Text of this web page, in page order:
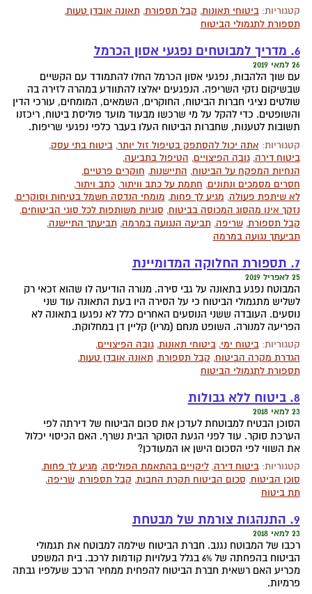
קטגוריות:ביטוחי תאונות, קבל תספורת,תאונה אובדן טעות,
תספורת לתגמולי הביטוח
6. מדריך למבוטחים נפגעי אסון הכרמל
26 למאי 2019
עם שוך הלהבות, נפגעי אסון הכרמל החלו להתמודד עם הקשיים
שבשיקום נזקי השריפה. הנפגעים יאלצו להתוודע במהרה לזירה בה
שולטים נציגי חברות הביטוח, החוקרים, השמאים, המומחים, עורכי הדין
והשופטים. כדי להקל על מי שרכשו מבעוד מועד פוליסת ביטוח, ריכזנו
תשובות לטענות, שחברות הביטוח העלו בעבר כלפי נפגעי שריפות.
קטגוריות: אתה יכול להסתפק בטיפול זול יותר,ביטוח בתי עסק,
ביטוח דירה,גובה הפיצויים, הטיפול בתביעה,
הנחיות המפקח על הביטוח, התיישנות, חוקרים פרטיים,
חסרים מסמכים ונתונים, חתמת על כתב וויתור,כתב ויתור,
לא שיתפת פעולה, מגיע לך פחות, מומחי הנדסה חשמל בטיחות וסוקרים,
נזקך אינו מהסוג המכוסה בביטוח, סוגיות משותפות לכל סוגי הביטוחים,
קבל תספורת,שריפה,תביעה הנגועה במרמה,תביעתך התיישנה,
תביעתך נגועה במרמה
7. תספורת החלוקה המדומיינת
25 לאפריל 2019
המבוטח נפגע בתאונה על גבי סירה. מנורה הודיעה לו שהוא זכאי רק
לשליש מתגמולי הביטוח כי על הסירה היו בעת התאונה עוד שני
נוסעים. העובדה ששני הנוסעים האחרים כלל לא נפגעו בתאונה לא
הפריעה למנורה. השופט מנחם (מריו) קליין דן במחלוקת.
קטגוריות:ביטוח ימי,ביטוחי תאונות,גובה הפיצויים,
הגדרת מקרה הביטוח, קבל תספורת,תאונה אובדן טעות,
תספורת לתגמולי הביטוח
8. ביטוח ללא גבולות
23 למאי 2018
הסוכן הבטיח למבוטחת לעדכן את סכום הביטוח של דירתה לפי
הערכת סוקר. עוד לפני הגעת הסוקר הבית נשרף. האם הכיסוי יכלול
את השווי לפי הסכום הישן או המעודכן?
קטגוריות:ביטוח דירה,ליקויים בהתאמת הפוליסה, מגיע לך פחות,
סוכן הביטוח, סכום הביטוח תקרת החבות, קבל תספורת,שריפה,
תת ביטוח
9. התנהגות צורמת של מבטחת
23 למאי 2018
רכבו של המבוטח נגנב. חברת הביטוח שילמה למבוטח את תגמולי
הביטוח בהפחתה של 6% בגלל בעלויות קודמות לרכב. בית המשפט
מכריע האם רשאית חברת הביטוח להפחית ממחיר הרכב שעלפיו גבתה
פרמיות.